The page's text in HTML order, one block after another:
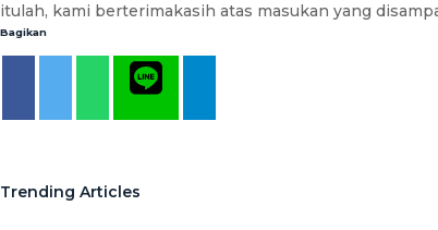
itulah, kami berterimakasih atas masukan yang
Bagikan
Trending Articles